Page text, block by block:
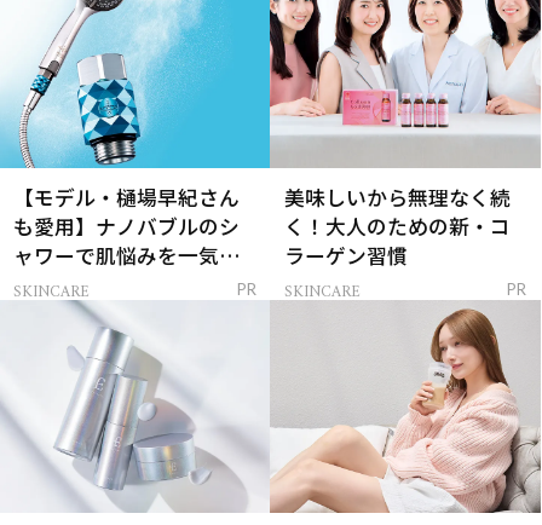
【モデル・樋場早紀さん
も愛用】ナノバブルのシ
ャワーで肌悩みを一気に
解決
SKINCARE PR
美味しいから無理なく続
く！大人のための新・コ
ラーゲン習慣
SKINCARE PR